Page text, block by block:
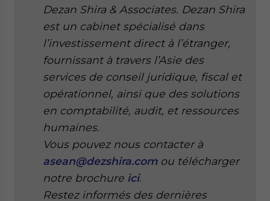
Dezan Shira & Associates. Dezan Shira
est un cabinet spécialisé dans
l’investissement direct à l’étranger,
fournissant à travers l’Asie des
services de conseil juridique, fiscal et
opérationnel, ainsi que des solutions
en comptabilité, audit, et ressources
humaines.
Vous pouvez nous contacter à
asean@dezshira.comou télécharger
notre brochure ici.
Restez informés des dernières